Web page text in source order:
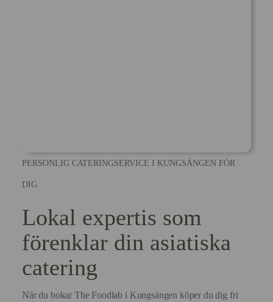
PERSONLIG CATERINGSERVICE I KUNGSÄNGEN FÖR
DIG
Lokal expertis som
förenklar din asiatiska
catering
När du bokar The Foodlab i Kungsängen köper du dig fri